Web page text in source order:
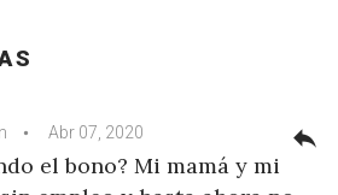
Abr 07, 2020
el bono? Mi mamá y mi
reply